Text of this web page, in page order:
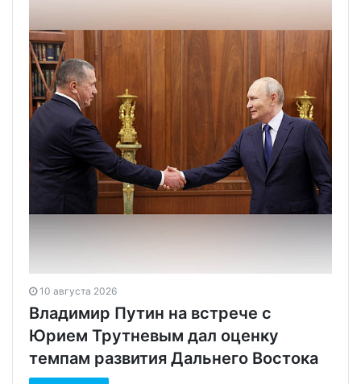
10 августа 2026
Владимир Путин на встрече с
Юрием Трутневым дал оценку
темпам развития Дальнего Востока